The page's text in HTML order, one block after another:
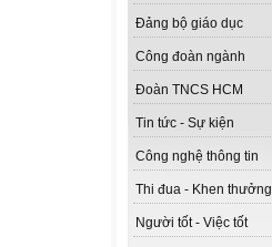
Đảng bộ giáo dục
Công đoàn ngành
Đoàn TNCS HCM
Tin tức - Sự kiện
Công nghệ thông tin
Thi đua - Khen thưởng
Người tốt - Việc tốt